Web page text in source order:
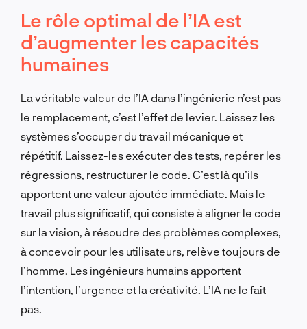
Le rôle optimal de l’IA est
d’augmenter les capacités
humaines
La véritable valeur de l’IA dans l’ingénierie n’est pas
le remplacement, c’est l’effet de levier. Laissez les
systèmes s’occuper du travail mécanique et
répétitif. Laissez-les exécuter des tests, repérer les
régressions, restructurer le code. C’est là qu’ils
apportent une valeur ajoutée immédiate. Mais le
travail plus significatif, qui consiste à aligner le code
sur la vision, à résoudre des problèmes complexes,
à concevoir pour les utilisateurs, relève toujours de
l’homme. Les ingénieurs humains apportent
l’intention, l’urgence et la créativité. L’IA ne le fait
pas.